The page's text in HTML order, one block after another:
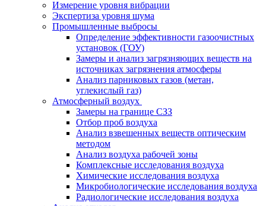
Измерение уровня вибрации
Экспертиза уровня шума
Промышленные выбросы
Определение эффективности газоочистных
установок (ГОУ)
Замеры и анализ загрязняющих веществ на
источниках загрязнения атмосферы
Анализ парниковых газов (метан,
углекислый газ)
Атмосферный воздух
Замеры на границе СЗЗ
Отбор проб воздуха
Анализ взвешенных веществ оптическим
методом
Анализ воздуха рабочей зоны
Комплексные исследования воздуха
Химические исследования воздуха
Микробиологические исследования воздуха
Радиологические исследования воздуха